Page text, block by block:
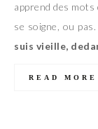
apprend des mots
se soigne, ou
suis vieille,
READ MORE